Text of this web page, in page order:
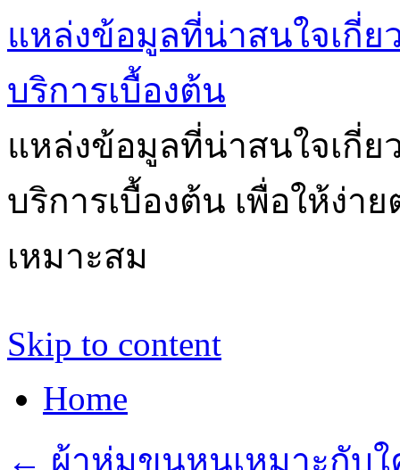
แหล่งข้อมูลที่น่าสนใจเกี่ย
บริการเบื้องต้น
แหล่งข้อมูลที่น่าสนใจเกี่ย
บริการเบื้องต้น เพื่อให้ง่า
เหมาะสม
Skip to content
Home
← ผ้าห่มขนหนูเหมาะกับใ